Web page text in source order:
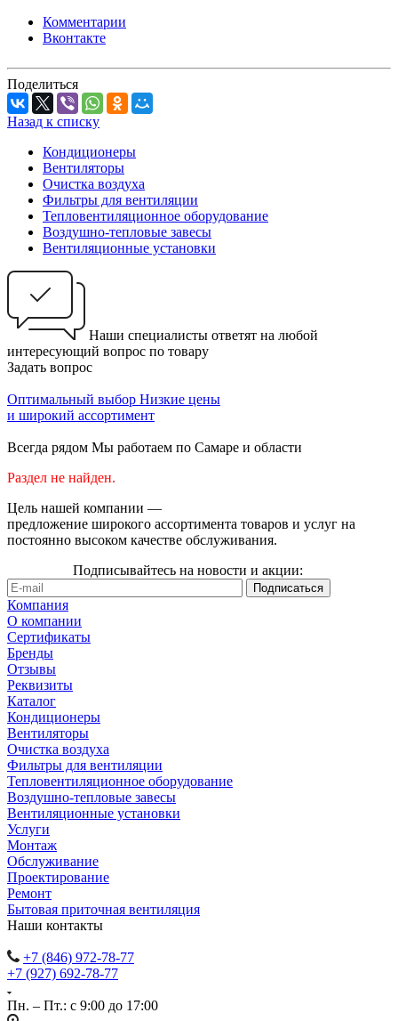
Комментарии
Вконтакте
Поделиться
Назад к списку
Кондиционеры
Вентиляторы
Очистка воздуха
Фильтры для вентиляции
Тепловентиляционное оборудование
Воздушно-тепловые завесы
Вентиляционные установки
Наши специалисты ответят на любой
интересующий вопрос по товару
Задать вопрос
Оптимальный выбор Низкие цены
и широкий ассортимент
Всегда рядом Мы работаем по Самаре и области
Раздел не найден.
Цель нашей компании —
предложение широкого ассортимента товаров и услуг на
постоянно высоком качестве обслуживания.
Подписывайтесь на новости и акции:
Компания
О компании
Сертификаты
Бренды
Отзывы
Реквизиты
Каталог
Кондиционеры
Вентиляторы
Очистка воздуха
Фильтры для вентиляции
Тепловентиляционное оборудование
Воздушно-тепловые завесы
Вентиляционные установки
Услуги
Монтаж
Обслуживание
Проектирование
Ремонт
Бытовая приточная вентиляция
Наши контакты
+7 (846) 972-78-77
+7 (927) 692-78-77
Пн. – Пт.: с 9:00 до 17:00